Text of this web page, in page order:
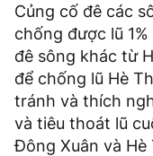
Củng cố đê các
chống được lũ
đê sông khác từ
để chống lũ Hè
tránh và thích
và tiêu thoát lũ
Đông Xuân và Hè